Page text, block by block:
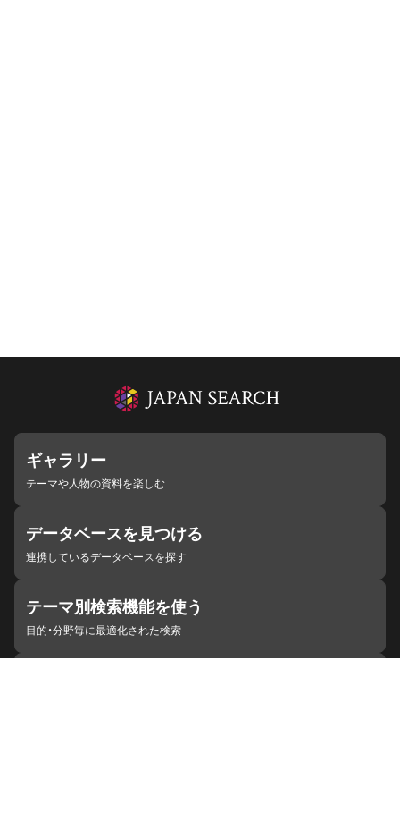
ギャラリー
テーマや人物の資料を楽しむ
データベースを見つける
連携しているデータベースを探す
テーマ別検索機能を使う
目的・分野毎に最適化された検索